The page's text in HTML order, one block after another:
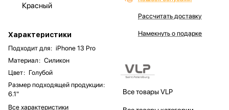
Красный
Характеристики
Подходит для: iPhone 13 Pro
Материал : Силикон
Цвет: Голубой
Размер подходящей продукции:
6.1"
Все характеристики
Рассчитать доставку
Намекнуть о подарке
Все товары VLP